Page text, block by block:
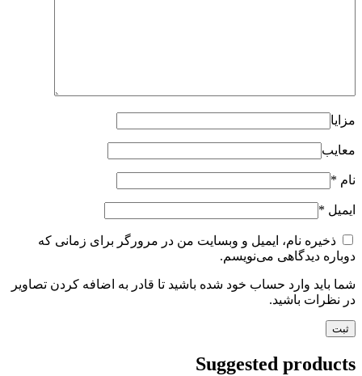
مزایا
معایب
نام *
ایمیل *
ذخیره نام، ایمیل و وبسایت من در مرورگر برای زمانی که
دوباره دیدگاهی می‌نویسم.
شما باید وارد حساب خود شده باشید تا قادر به اضافه کردن تصاویر
در نظرات باشید.
Suggested products